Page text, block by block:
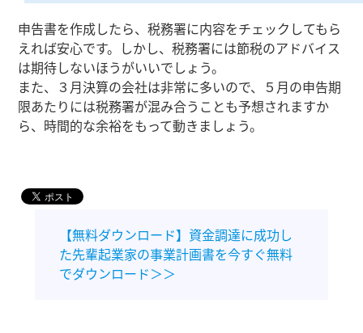
申告書を作成したら、税務署に内容をチェックしてもら
えれば安心です。しかし、税務署には節税のアドバイス
は期待しないほうがいいでしょう。
また、３月決算の会社は非常に多いので、５月の申告期
限あたりには税務署が混み合うことも予想されますか
ら、時間的な余裕をもって動きましょう。
【無料ダウンロード】資金調達に成功し
た先輩起業家の事業計画書を今すぐ無料
でダウンロード＞＞